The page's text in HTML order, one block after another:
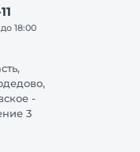
18:00
-
3